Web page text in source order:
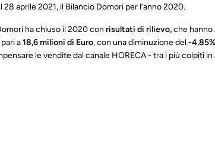
aprile 2021, il Bilancio Domori per l’anno 2020.
ha chiuso il 2020 con risultati di rilievo,che hanno
a18,6 milioni di Euro, con una diminuzione del-4,85%
le vendite dal canale HORECA - tra i più colpiti in